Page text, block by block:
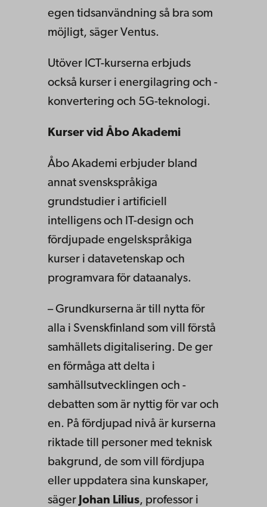
egen tidsanvändning så bra som
möjligt, säger Ventus.
Utöver ICT-kurserna erbjuds
också kurser i energilagring och -
konvertering och 5G-teknologi.
Kurser vid Åbo Akademi
Åbo Akademi erbjuder bland
annat svenskspråkiga
grundstudier i artificiell
intelligens och IT-design och
fördjupade engelskspråkiga
kurser i datavetenskap och
programvara för dataanalys.
– Grundkurserna är till nytta för
alla i Svenskfinland som vill förstå
samhällets digitalisering. De ger
en förmåga att delta i
samhällsutvecklingen och -
debatten som är nyttig för var och
en. På fördjupad nivå är kurserna
riktade till personer med teknisk
bakgrund, de som vill fördjupa
eller uppdatera sina kunskaper,
säger Johan Lilius, professor i